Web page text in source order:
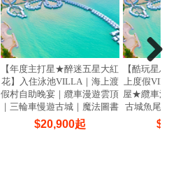
【年度主打星★醉迷五星大紅
花】入住泳池VILLA｜海上渡
假村自助晚宴｜纜車漫遊雲頂
｜三輪車慢遊古城｜魔法圖書
館5日
$20,900起
【酷玩星馬
上度假
屋★纜車漫
古城魚尾獅
$